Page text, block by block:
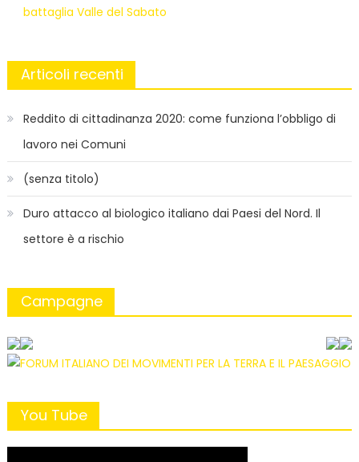
battaglia Valle del Sabato
Articoli recenti
Reddito di cittadinanza 2020: come funziona l’obbligo di
lavoro nei Comuni
(senza titolo)
Duro attacco al biologico italiano dai Paesi del Nord. Il
settore è a rischio
Campagne
You Tube